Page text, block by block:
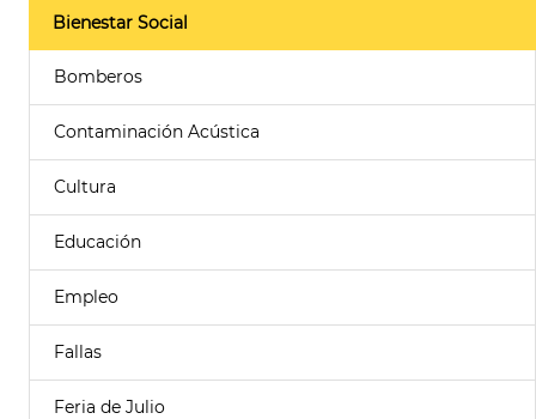
Bienestar Social
Bomberos
Contaminación Acústica
Cultura
Educación
Empleo
Fallas
Feria de Julio